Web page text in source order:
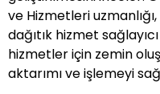
ve Hizmetleri
dağıtık hizmet
hizmetler için zemin
aktarımı ve işlemeyi